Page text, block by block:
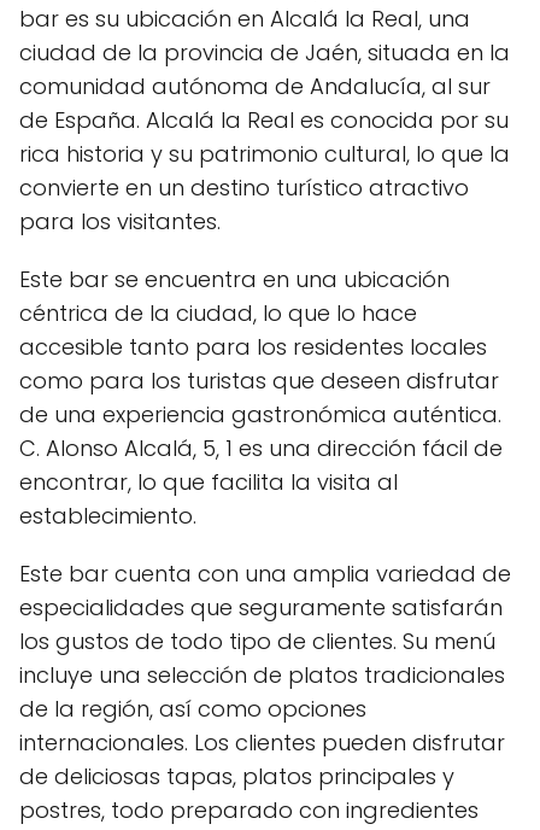
bar es su ubicación en Alcalá la Real, una
ciudad de la provincia de Jaén, situada en la
comunidad autónoma de Andalucía, al sur
de España. Alcalá la Real es conocida por su
rica historia y su patrimonio cultural, lo que la
convierte en un destino turístico atractivo
para los visitantes.
Este bar se encuentra en una ubicación
céntrica de la ciudad, lo que lo hace
accesible tanto para los residentes locales
como para los turistas que deseen disfrutar
de una experiencia gastronómica auténtica.
C. Alonso Alcalá, 5, 1 es una dirección fácil de
encontrar, lo que facilita la visita al
establecimiento.
Este bar cuenta con una amplia variedad de
especialidades que seguramente satisfarán
los gustos de todo tipo de clientes. Su menú
incluye una selección de platos tradicionales
de la región, así como opciones
internacionales. Los clientes pueden disfrutar
de deliciosas tapas, platos principales y
postres, todo preparado con ingredientes